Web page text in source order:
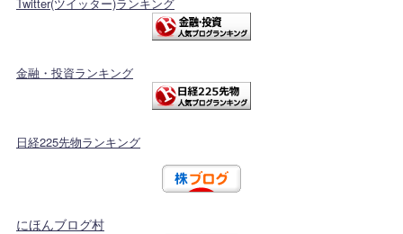
Twitter(ツイッター)ランキング
金融・投資ランキング
日経225先物ランキング
にほんブログ村